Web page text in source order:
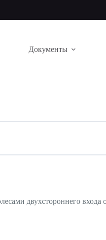
Документы
двухстороннего